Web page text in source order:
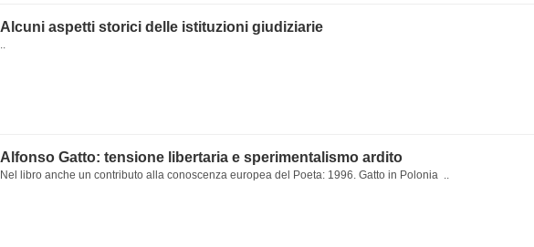
Alcuni aspetti storici delle istituzioni giudiziarie
..
Alfonso Gatto: tensione libertaria e sperimentalismo ardito
Nel libro anche un contributo alla conoscenza europea del Poeta: 1996. Gatto in Polonia ..